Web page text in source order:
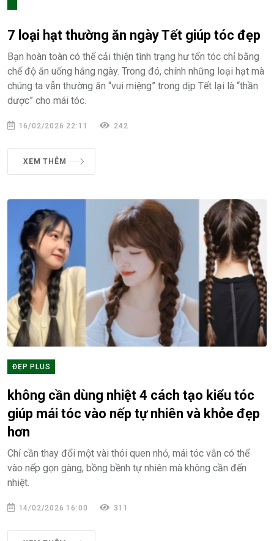
7 loại hạt thường ăn ngày Tết giúp tóc đẹp
Bạn hoàn toàn có thể cải thiện tình trạng hư tổn tóc chỉ bằng
chế độ ăn uống hằng ngày. Trong đó, chính những loại hạt mà
chúng ta vẫn thường ăn “vui miệng” trong dịp Tết lại là “thần
dược” cho mái tóc.
16/02/2026 22:11 242
XEM THÊM
ĐẸP PLUS
không cần dùng nhiệt 4 cách tạo kiểu tóc
giúp mái tóc vào nếp tự nhiên và khỏe đẹp
hơn
Chỉ cần thay đổi một vài thói quen nhỏ, mái tóc vẫn có thể
vào nếp gọn gàng, bồng bềnh tự nhiên mà không cần đến
nhiệt.
14/02/2026 16:00 311